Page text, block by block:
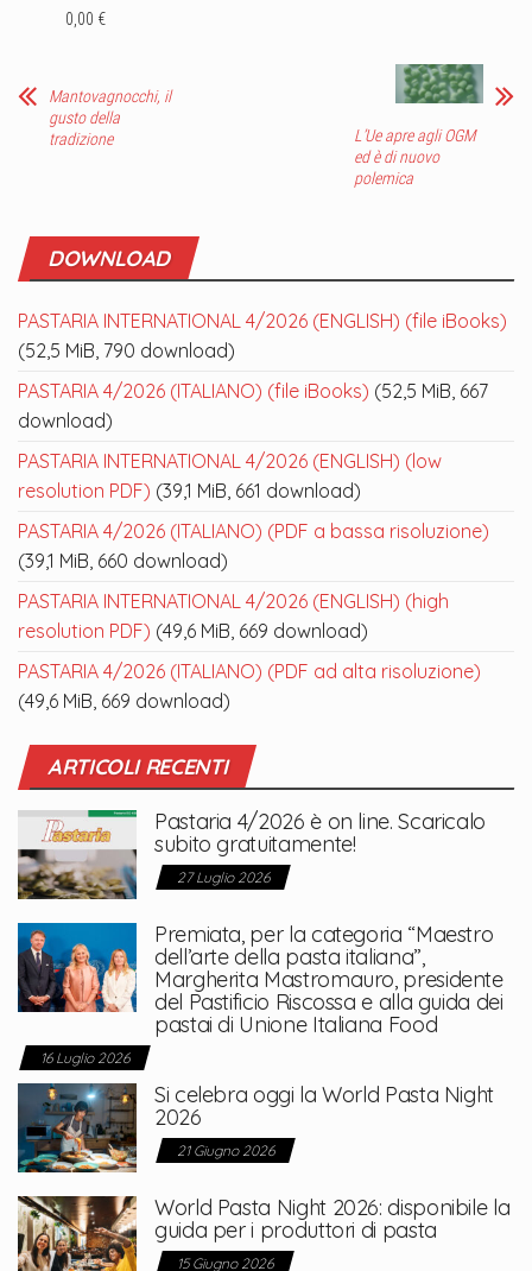
0,00 €
Mantovagnocchi, il
gusto della
tradizione
L’Ue apre agli OGM
ed è di nuovo
polemica
DOWNLOAD
PASTARIA INTERNATIONAL 4/2026 (ENGLISH) (file iBooks)
(52,5 MiB, 790 download)
PASTARIA 4/2026 (ITALIANO) (file iBooks) (52,5 MiB, 667
download)
PASTARIA INTERNATIONAL 4/2026 (ENGLISH) (low
resolution PDF) (39,1 MiB, 661 download)
PASTARIA 4/2026 (ITALIANO) (PDF a bassa risoluzione)
(39,1 MiB, 660 download)
PASTARIA INTERNATIONAL 4/2026 (ENGLISH) (high
resolution PDF) (49,6 MiB, 669 download)
PASTARIA 4/2026 (ITALIANO) (PDF ad alta risoluzione)
(49,6 MiB, 669 download)
ARTICOLI RECENTI
Pastaria 4/2026 è on line. Scaricalo
subito gratuitamente!
27 Luglio 2026
Premiata, per la categoria “Maestro
dell’arte della pasta italiana”,
Margherita Mastromauro, presidente
del Pastificio Riscossa e alla guida dei
pastai di Unione Italiana Food
16 Luglio 2026
Si celebra oggi la World Pasta Night
2026
21 Giugno 2026
World Pasta Night 2026: disponibile la
guida per i produttori di pasta
15 Giugno 2026